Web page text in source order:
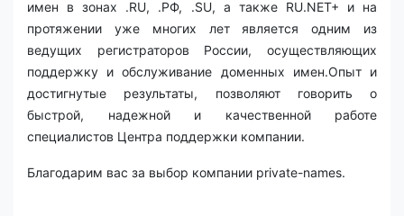
имен в зонах .RU, .РФ, .SU, а также RU.NET+ и на
протяжении уже многих лет является одним из
ведущих регистраторов России, осуществляющих
поддержку и обслуживание доменных имен.Опыт и
достигнутые результаты, позволяют говорить о
быстрой, надежной и качественной работе
специалистов Центра поддержки компании.
Благодарим вас за выбор компании private-names.